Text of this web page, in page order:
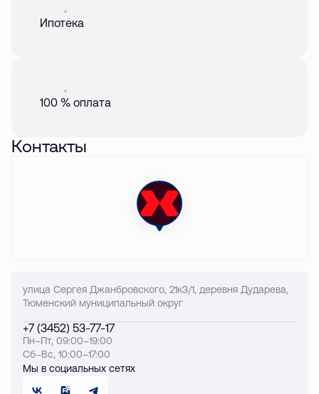
Ипотека
100 % оплата
Контакты
улица Сергея Джанбровского, 21к3/1, деревня Дударева,
Тюменский муниципальный округ
+7 (3452) 53-77-17
Пн–Пт, 09:00–19:00
Сб–Вс, 10:00–17:00
Мы в социальных сетях